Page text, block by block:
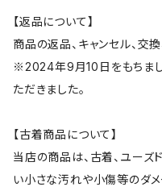
【返品について】
商品の返品、キャンセル、交
※2024年9月10日をもちまし
ただきました。
【古着商品について】
当店の商品は、古着、ユーズ
い小さな汚れや小傷等のダ